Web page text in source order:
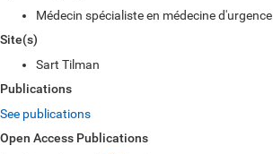
Médecin spécialiste en médecine d'urgence
Site(s)
Sart Tilman
Publications
See publications
Open Access Publications